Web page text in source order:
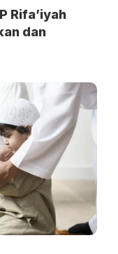
Rifa’iyah
dan